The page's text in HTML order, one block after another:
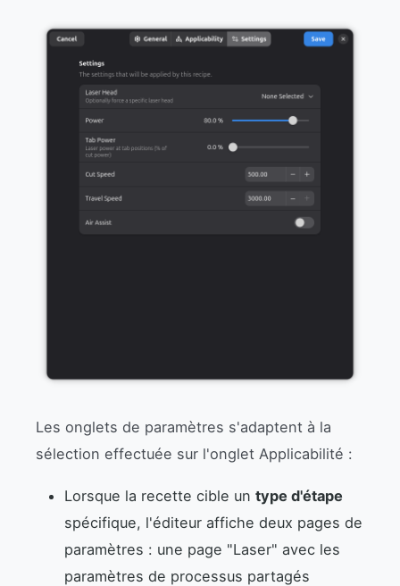
Les onglets de paramètres s'adaptent à la
sélection effectuée sur l'onglet Applicabilité :
Lorsque la recette cible un type d'étape
spécifique, l'éditeur affiche deux pages de
paramètres : une page "Laser" avec les
paramètres de processus partagés